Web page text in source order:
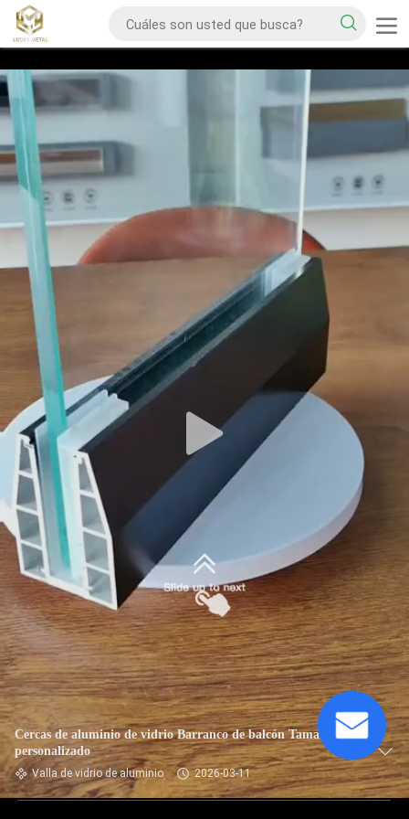
Cercas de aluminio de vidrio Barranco de balcón Tamaño
personalizado
Valla de vidrio de aluminio 2026-03-11